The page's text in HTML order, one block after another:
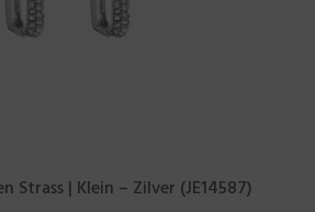
Strass | Klein – Zilver (JE14587)